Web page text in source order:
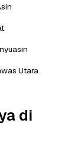
Utara
di